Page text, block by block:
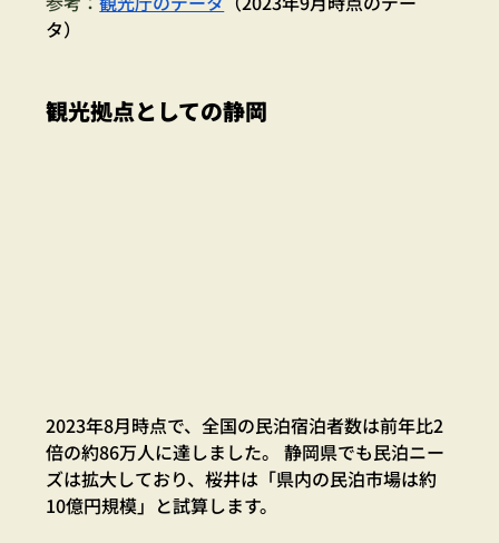
タ）
観光拠点としての静岡
2023年8月時点で、全国の民泊宿泊者数は前年比2
倍の約86万人に達しました。 静岡県でも民泊ニー
ズは拡大しており、桜井は「県内の民泊市場は約
10億円規模」と試算します。